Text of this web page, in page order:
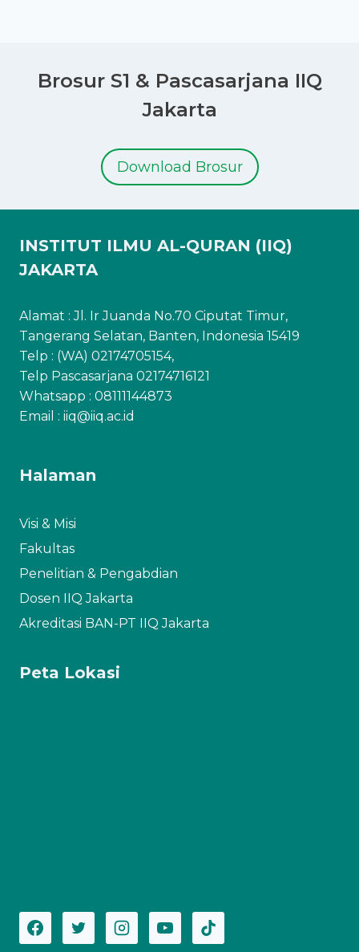
Brosur S1 & Pascasarjana IIQ
Jakarta
Download Brosur
INSTITUT ILMU AL-QURAN (IIQ)
JAKARTA
Alamat : Jl. Ir Juanda No.70 Ciputat Timur,
Tangerang Selatan, Banten, Indonesia 15419
Telp : (WA) 02174705154,
Telp Pascasarjana 02174716121
Whatsapp : 08111144873
Email : iiq@iiq.ac.id
Halaman
Visi & Misi
Fakultas
Penelitian & Pengabdian
Dosen IIQ Jakarta
Akreditasi BAN-PT IIQ Jakarta
Peta Lokasi